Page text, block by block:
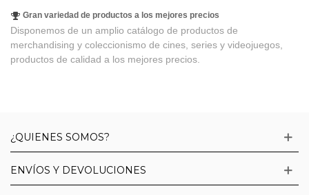
Gran variedad de productos a los mejores precios
Disponemos de un amplio catálogo de productos de
merchandising y coleccionismo de cines, series y videojuegos,
productos de calidad a los mejores precios.
¿QUIENES SOMOS?
ENVÍOS Y DEVOLUCIONES